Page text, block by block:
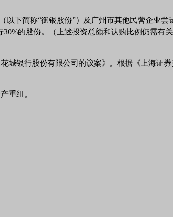
下简称“御银股份”）及广州市其他民营企业
的股份。（上述投资总额和认购比例仍需有
城银行股份有限公司的议案》。根据《上海证
重组。